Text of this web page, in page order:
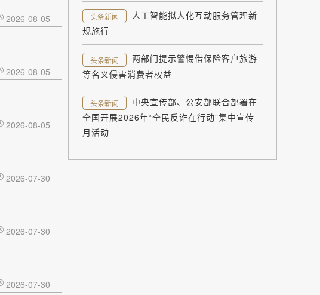
2026-08-05
2026-08-05
2026-08-05
2026-07-30
2026-07-30
2026-07-30
头条新闻
人工智能拟人化互动服务管理新
规施行
头条新闻
两部门提示警惕借保险客户旅游
等名义侵害消费者权益
头条新闻
中央宣传部、公安部联合部署在
全国开展2026年“全民反诈在行动”集中宣传
月活动